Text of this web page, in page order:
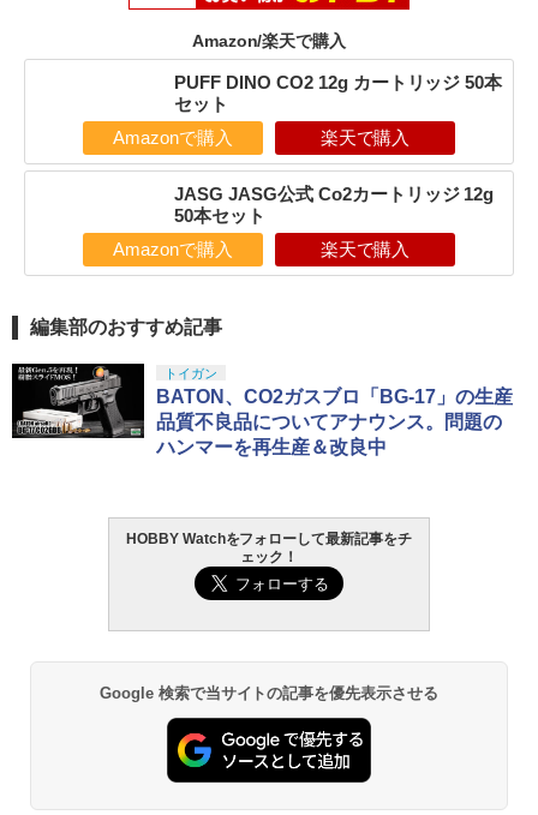
Amazon/楽天で購入
PUFF DINO CO2 12g カートリッジ 50本
セット
Amazonで購入 楽天で購入
JASG JASG公式 Co2カートリッジ 12g
50本セット
Amazonで購入 楽天で購入
編集部のおすすめ記事
トイガン
BATON、CO2ガスブロ「BG-17」の生産
品質不良品についてアナウンス。問題の
ハンマーを再生産＆改良中
HOBBY Watchをフォローして最新記事をチ
ェック！
Google 検索で当サイトの記事を優先表示させる